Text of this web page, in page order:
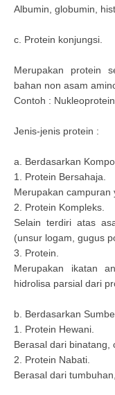
Albumin, globumin,
c. Protein konjungsi.
Merupakan protein
bahan non asam
Contoh :
Jenis-jenis protein :
a. Berdasarkan
1. Protein Bersahaja.
Merupakan campuran
2. Protein Kompleks.
Selain terdiri atas
(unsur logam, gugus
3. Protein.
Merupakan ikatan
hidrolisa parsial dari
b. Berdasarkan
1. Protein Hewani.
Berasal dari binatang,
2. Protein Nabati.
Berasal dari